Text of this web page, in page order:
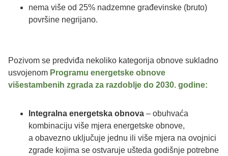
nema više od 25% nadzemne građevinske (bruto)
površine negrijano.
Pozivom se predviđa nekoliko kategorija obnove sukladno
usvojenom Programu energetske obnove
višestambenih zgrada za razdoblje do 2030. godine:
Integralna energetska obnova – obuhvaća
kombinaciju više mjera energetske obnove,
a obavezno uključuje jednu ili više mjera na ovojnici
zgrade kojima se ostvaruje ušteda godišnje potrebne